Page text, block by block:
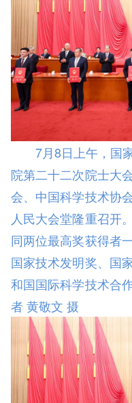
7月8日上午，国
院第二十二次院士大
会、中国科学技术协
人民大会堂隆重召开
同两位最高奖获得者
国家技术发明奖、国
和国国际科学技术合
者 黄敬文 摄